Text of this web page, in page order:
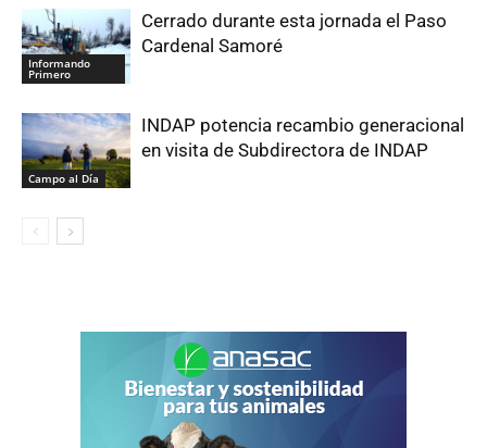
Informando
Primero
Cerrado durante esta jornada el Paso
Cardenal Samoré
Campo al Día
INDAP potencia recambio generacional
en visita de Subdirectora de INDAP